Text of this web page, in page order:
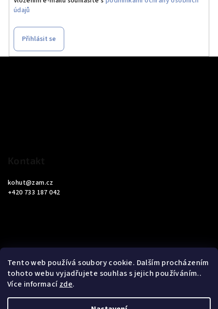
Tento web používá soubory cookie. Dalším procházením
tohoto webu vyjadřujete souhlas s jejich používáním..
Více informacízde.
údajů
Přihlásit se
kohut@zam.cz
+420 733 187 042
Informace pro vás
Obchodní podmínky